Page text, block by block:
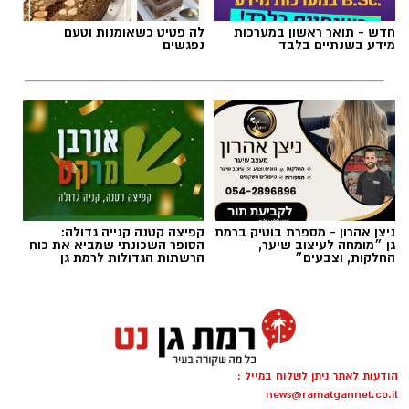
אם היה שיר שהיה יכול להתנגן ברקע כמעט בכל
מערכת בחירות בישראל, "איזו מדינה" כנראה היה
מועמד רציני. אלי לוזון שר על המציאות היומיומית,
על הקשיים ועל התחושה שמשהו כאן פשוט לא
השאלה שבכותרת? איכשהו היא עדיין נשמעת
"שיר אהבה פוליטי" – חנן יובל קלאסיקה
חדש - תואר ראשון במערכות
מידע בשנתיים בלבד
לה פטיט כשאומנות וטעם
נפגשים
ניצן אהרון - מספרת בוטיק ברמת
גן ״מומחה לעיצוב שיער,
החלקות, וצבעים״
קפיצה קטנה קנייה גדולה:
הסופר השכונתי שמביא את כוח
הרשתות הגדולות לרמת גן
הודעות לאתר ניתן לשלוח במייל :
news@ramatgannet.co.il